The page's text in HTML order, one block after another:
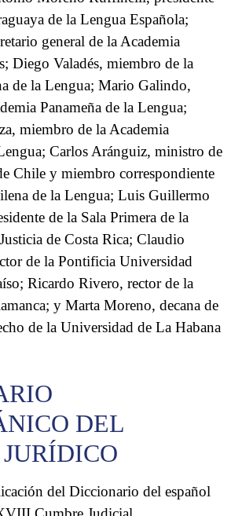
de la Lengua Española;
general de la Academia
Diego Valadés, miembro de la
de la Lengua; Mario Galindo,
Panameña de la Lengua;
miembro de la Academia
Carlos Aránguiz, ministro de
Chile y miembro correspondiente
de la Lengua; Luis Guillermo
de la Sala Primera de la
de Costa Rica; Claudio
de la Pontificia Universidad
Ricardo Rivero, rector de la
y Marta Moreno, decana de
de la Universidad de La Habana
DEL
del Diccionario del español